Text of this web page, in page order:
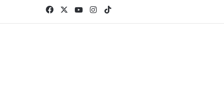
FacebookYouTubeInstagram